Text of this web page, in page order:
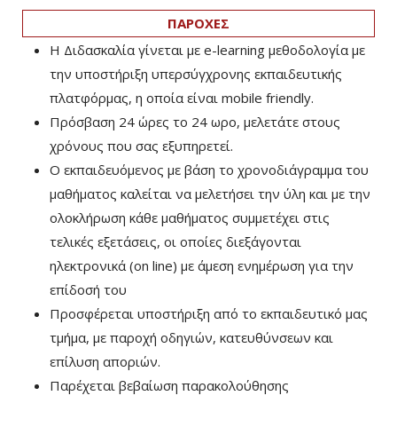
ΠΑΡΟΧΕΣ
Η Διδασκαλία γίνεται με e-learning μεθοδολογία με
την υποστήριξη υπερσύγχρονης εκπαιδευτικής
πλατφόρμας, η οποία είναι mobile friendly.
Πρόσβαση 24 ώρες το 24 ωρο, μελετάτε στους
χρόνους που σας εξυπηρετεί.
Ο εκπαιδευόμενος με βάση το χρονοδιάγραμμα του
μαθήματος καλείται να μελετήσει την ύλη και με την
ολοκλήρωση κάθε μαθήματος συμμετέχει στις
τελικές εξετάσεις, οι οποίες διεξάγονται
ηλεκτρονικά (on line) με άμεση ενημέρωση για την
επίδοσή του
Προσφέρεται υποστήριξη από το εκπαιδευτικό μας
τμήμα, με παροχή οδηγιών, κατευθύνσεων και
επίλυση αποριών.
Παρέχεται βεβαίωση παρακολούθησης